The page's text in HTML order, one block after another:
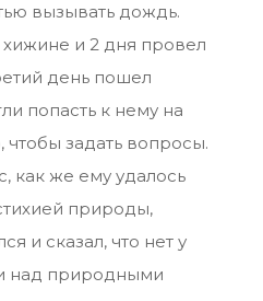
вызывать дождь.
и 2 дня провел
день пошел
попасть к нему на
задать вопросы.
как же ему удалось
природы,
и сказал, что нет у
над природными